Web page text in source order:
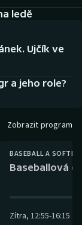
ledě
Ujčík ve
a jeho role?
Zobrazit program
BASEBALL A
Baseballová
Zítra, 12:55-16:15